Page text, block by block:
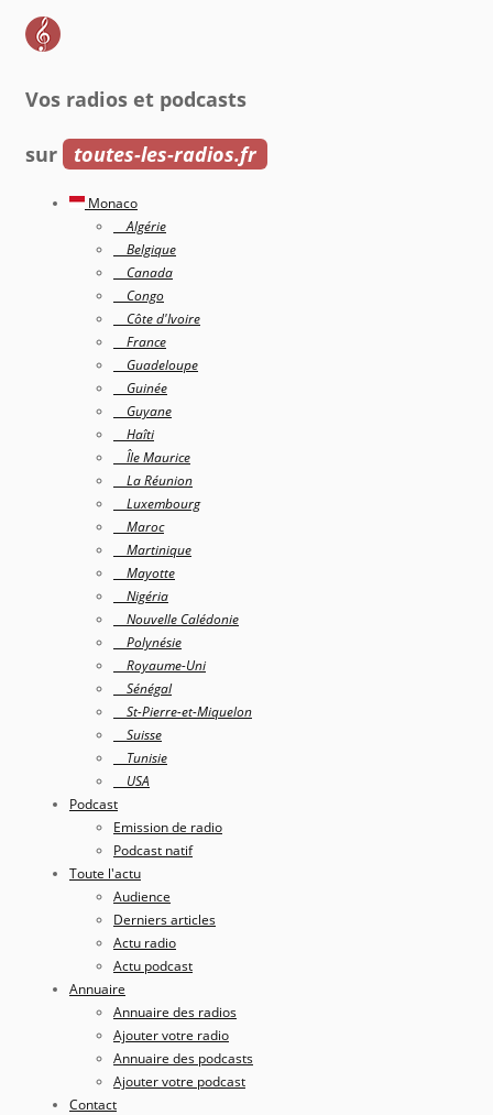
Vos radios et podcasts
sur toutes-les-radios.fr
Monaco
Algérie
Belgique
Canada
Congo
Côte d'Ivoire
France
Guadeloupe
Guinée
Guyane
Haîti
Île Maurice
La Réunion
Luxembourg
Maroc
Martinique
Mayotte
Nigéria
Nouvelle Calédonie
Polynésie
Royaume-Uni
Sénégal
St-Pierre-et-Miquelon
Suisse
Tunisie
USA
Podcast
Emission de radio
Podcast natif
Toute l'actu
Audience
Derniers articles
Actu radio
Actu podcast
Annuaire
Annuaire des radios
Ajouter votre radio
Annuaire des podcasts
Ajouter votre podcast
Contact